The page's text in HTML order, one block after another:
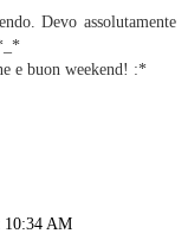
Devo assolutamente
e buon weekend! :*
10:34 AM